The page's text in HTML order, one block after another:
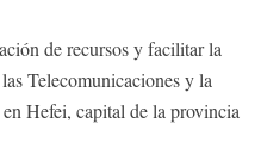
de recursos y facilitar la
Telecomunicaciones y la
Hefei, capital de la provincia